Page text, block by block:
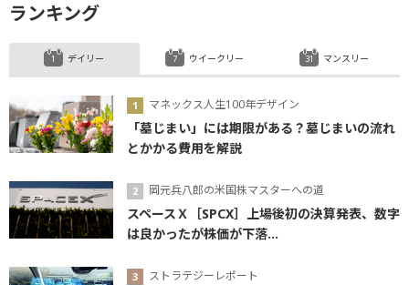
ランキング
デイリー
マネックス人生100年デザイン
「墓じまい」には期限がある？墓じまいの流れ
とかかる費用を解説
岡元兵八郎の米国株マスターへの道
スペースＸ［SPCX］上場後初の決算発表、数字
は良かったが株価が下落...
ストラテジーレポート
ウイークリー マンスリー